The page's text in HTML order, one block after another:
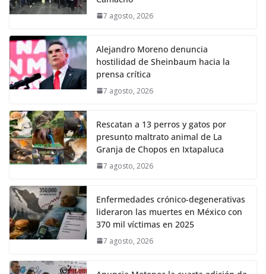
7 agosto, 2026
Alejandro Moreno denuncia
hostilidad de Sheinbaum hacia la
prensa crítica
7 agosto, 2026
Rescatan a 13 perros y gatos por
presunto maltrato animal de La
Granja de Chopos en Ixtapaluca
7 agosto, 2026
Enfermedades crónico-degenerativas
lideraron las muertes en México con
370 mil víctimas en 2025
7 agosto, 2026